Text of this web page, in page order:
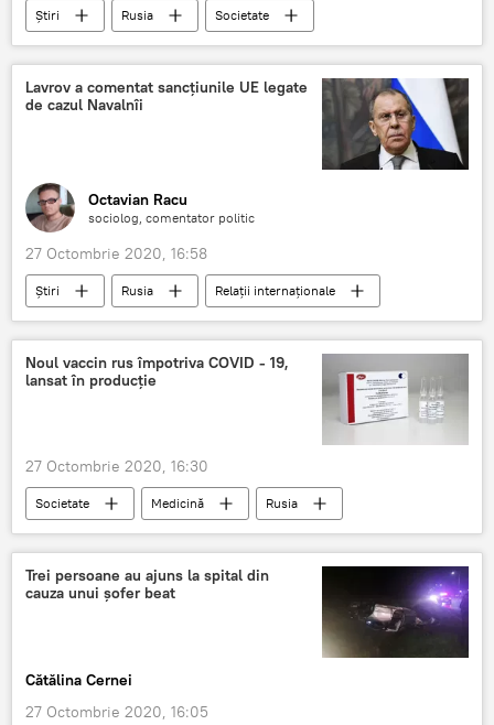
Știri Rusia
Societate
Serghei Lavrov
izolare coronavirus
Lavrov a comentat sancțiunile UE legate
de cazul Navalnîi
Octavian Racu
sociolog, comentator politic
27 Octombrie 2020, 16:58
Știri Rusia
Relații internaționale
sancțiuni
UE
caz
Aleksei Navalnîi
Noul vaccin rus împotriva COVID - 19,
lansat în producție
27 Octombrie 2020, 16:30
Societate Medicină
Rusia
vaccin
Rusia
COVID-19
producție
Trei persoane au ajuns la spital din
cauza unui șofer beat
Cătălina Cernei
27 Octombrie 2020, 16:05